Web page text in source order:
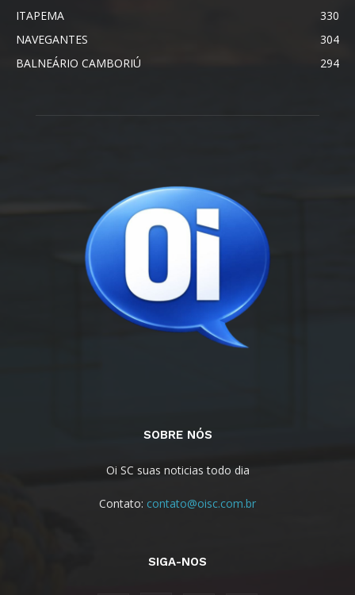
ITAPEMA
330
NAVEGANTES
304
BALNEÁRIO CAMBORIÚ
294
SOBRE NÓS
Oi SC suas noticias todo dia
Contato: contato@oisc.com.br
SIGA-NOS